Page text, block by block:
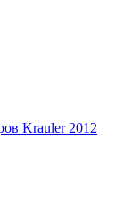
Krauler 2012